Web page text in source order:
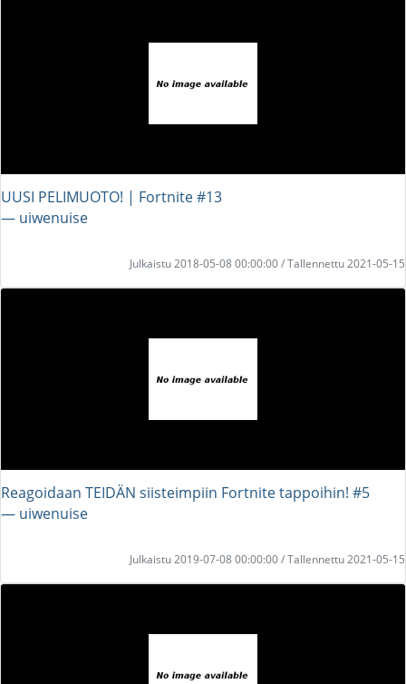
UUSI PELIMUOTO! | Fortnite #13
― uiwenuise
Julkaistu 2018-05-08 00:00:00 / Tallennettu 2021-05-15
Reagoidaan TEIDÄN siisteimpiin Fortnite tappoihin! #5
― uiwenuise
Julkaistu 2019-07-08 00:00:00 / Tallennettu 2021-05-15